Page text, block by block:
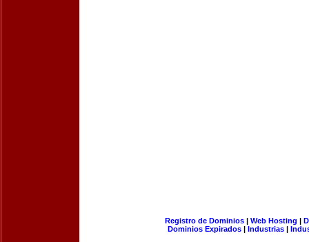
Registro de Dominios| Web Hosting |
Dominios Expirados | Industrias |